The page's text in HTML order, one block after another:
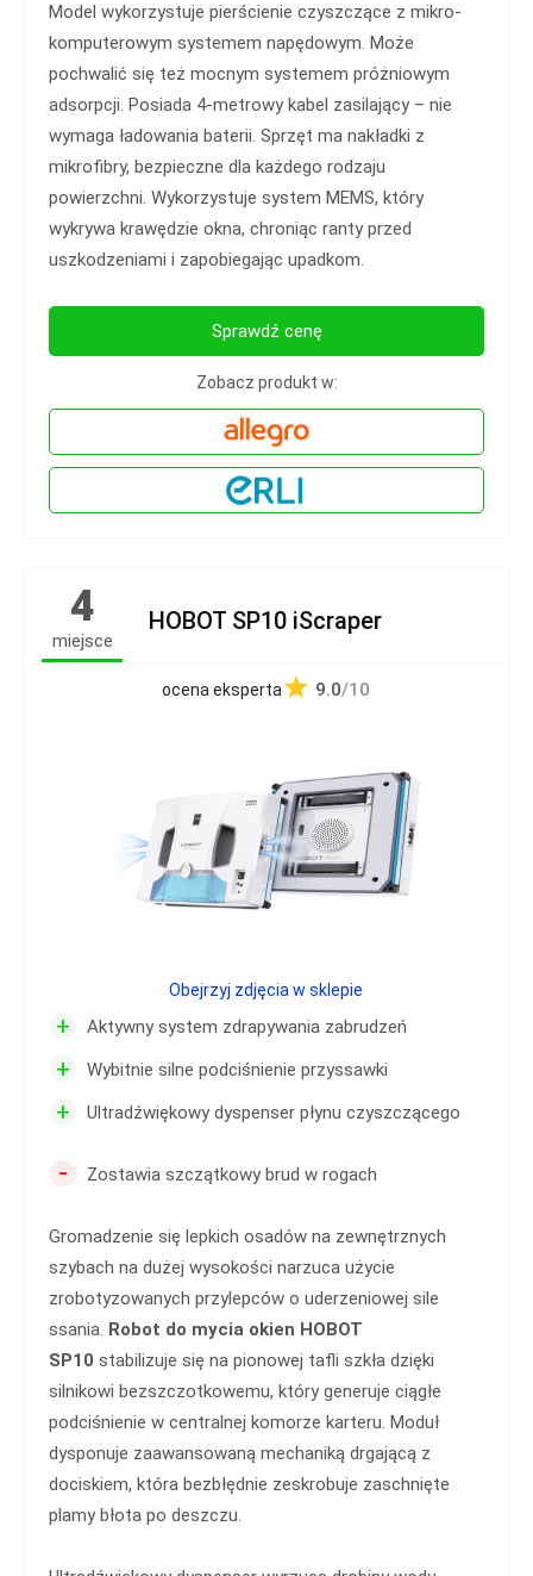
Model wykorzystuje pierścienie czyszczące z mikro-
komputerowym systemem napędowym. Może
pochwalić się też mocnym systemem próżniowym
adsorpcji. Posiada 4-metrowy kabel zasilający – nie
wymaga ładowania baterii. Sprzęt ma nakładki z
mikrofibry, bezpieczne dla każdego rodzaju
powierzchni. Wykorzystuje system MEMS, który
wykrywa krawędzie okna, chroniąc ranty przed
uszkodzeniami i zapobiegając upadkom.
Sprawdź cenę
Zobacz produkt w:
4
miejsce
HOBOT SP10 iScraper
ocena eksperta 9.0/10
+ Aktywny system zdrapywania zabrudzeń
+ Wybitnie silne podciśnienie przyssawki
+ Ultradźwiękowy dyspenser płynu czyszczącego
- Zostawia szczątkowy brud w rogach
Gromadzenie się lepkich osadów na zewnętrznych
szybach na dużej wysokości narzuca użycie
zrobotyzowanych przylepców o uderzeniowej sile
ssania. Robot do mycia okien HOBOT
SP10 stabilizuje się na pionowej tafli szkła dzięki
silnikowi bezszczotkowemu, który generuje ciągłe
podciśnienie w centralnej komorze karteru. Moduł
dysponuje zaawansowaną mechaniką drgającą z
dociskiem, która bezbłędnie zeskrobuje zaschnięte
plamy błota po deszczu.
Obejrzyj zdjęcia w sklepie